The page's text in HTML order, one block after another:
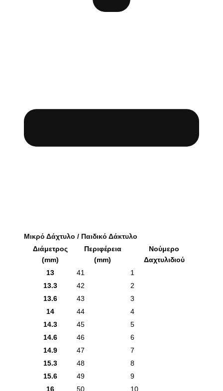
Μικρό Δάχτυλο / Παιδικό Δάκτυλο
Διάμετρος
(mm)
Περιφέρεια
(mm)
Νούμερο
Δαχτυλιδιού
13
41
1
13.3
42
2
13.6
43
3
14
44
4
14.3
45
5
14.6
46
6
14.9
47
7
15.3
48
8
15.6
49
9
16
50 10